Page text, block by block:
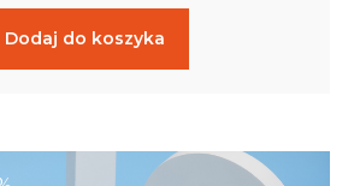
Dodaj do koszyka